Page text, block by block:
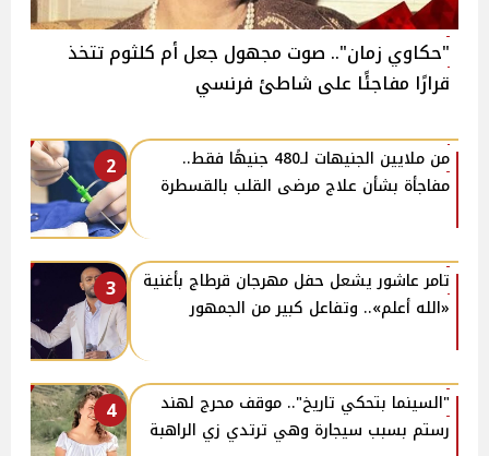
"حكاوي زمان".. صوت مجهول جعل أم كلثوم تتخذ
قرارًا مفاجئًا على شاطئ فرنسي
2
من ملايين الجنيهات لـ480 جنيهًا فقط..
مفاجأة بشأن علاج مرضى القلب بالقسطرة
3
تامر عاشور يشعل حفل مهرجان قرطاج بأغنية
«الله أعلم».. وتفاعل كبير من الجمهور
4
"السينما بتحكي تاريخ".. موقف محرج لهند
رستم بسبب سيجارة وهي ترتدي زي الراهبة